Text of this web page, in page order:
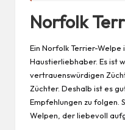
Norfolk
Ein Norfolk Terrier-
Haustierliebhaber. Es ist
vertrauenswürdigen
Züchter. Deshalb ist es
Empfehlungen zu folgen.
Welpen, der liebevoll